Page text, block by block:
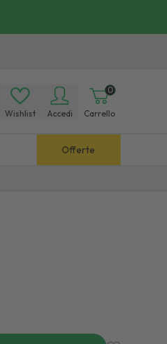
Wishlist Accedi
0
Carrello
Offerte